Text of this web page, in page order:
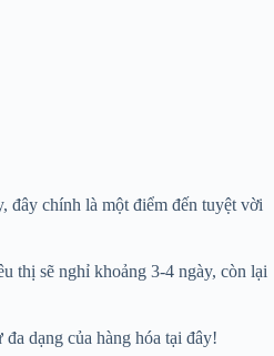
đây chính là một điểm đến tuyệt vời
thị sẽ nghỉ khoảng 3-4 ngày, còn lại
dạng của hàng hóa tại đây!